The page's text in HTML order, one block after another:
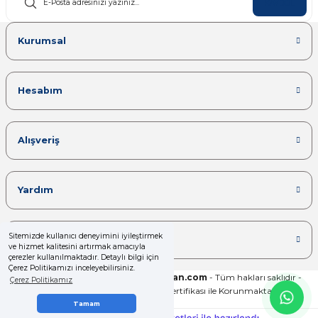
Sitemizde kullanıcı deneyimini iyileştirmek
ve hizmet kalitesini artırmak amacıyla
çerezler kullanılmaktadır. Detaylı bilgi için
Çerez Politikamızı inceleyebilirsiniz.
Çerez Politikamız
Tamam
Kurumsal
Hesabım
Alışveriş
Yardım
Kategoriler
Copyright 2025© - www.yalcinrulman.com - Tüm hakları saklıdır -
Kredi kartı bilgileriniz 256bit SSL Sertifikası ile Korunmaktadır.